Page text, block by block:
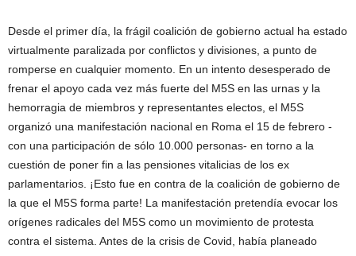
Desde el primer día, la frágil coalición de gobierno actual ha estado
virtualmente paralizada por conflictos y divisiones, a punto de
romperse en cualquier momento. En un intento desesperado de
frenar el apoyo cada vez más fuerte del M5S en las urnas y la
hemorragia de miembros y representantes electos, el M5S
organizó una manifestación nacional en Roma el 15 de febrero -
con una participación de sólo 10.000 personas- en torno a la
cuestión de poner fin a las pensiones vitalicias de los ex
parlamentarios. ¡Esto fue en contra de la coalición de gobierno de
la que el M5S forma parte! La manifestación pretendía evocar los
orígenes radicales del M5S como un movimiento de protesta
contra el sistema. Antes de la crisis de Covid, había planeado